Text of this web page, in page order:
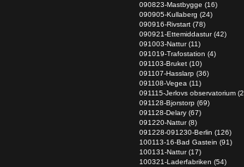
090823-Mastbygge (16)
090905-Kullaberg (24)
090916-Rivstart (78)
090921-Ettemiddastur (42)
091003-Nattur (11)
091019-Trafostation (4)
091103-Bruket (10)
091107-Hasslarp (36)
091108-Vegea (11)
091115-Jerlovs observatorium
091128-Bjorstorp (69)
091128-Delary (67)
091220-Nattur (8)
091228-091230-Berlin (126)
100113-16-Bad Gastein (91)
100131-Nattur (17)
100321-Laderfabriken (54)